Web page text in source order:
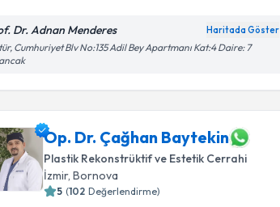
Dr. Adnan Menderes Haritada Göster
Cumhuriyet Blv No:135 Adil Bey Apartmanı Kat:4 Daire: 7
Op. Dr. Çağhan Baytekin
Plastik Rekonstrüktif ve Estetik Cerrahi
İzmir, Bornova
5 (102 Değerlendirme)